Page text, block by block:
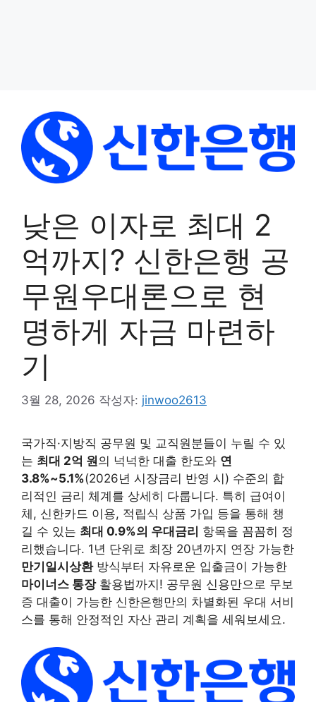
낮은 이자로 최대 2
억까지? 신한은행 공
무원우대론으로 현
명하게 자금 마련하
기
3월 28, 2026 작성자: jinwoo2613
국가직·지방직 공무원 및 교직원분들이 누릴 수 있
는 최대 2억 원의 넉넉한 대출 한도와 연
3.8%~5.1%(2026년 시장금리 반영 시) 수준의 합
리적인 금리 체계를 상세히 다룹니다. 특히 급여이
체, 신한카드 이용, 적립식 상품 가입 등을 통해 챙
길 수 있는 최대 0.9%의 우대금리 항목을 꼼꼼히 정
리했습니다. 1년 단위로 최장 20년까지 연장 가능한
만기일시상환방식부터 자유로운 입출금이 가능한
마이너스 통장활용법까지! 공무원 신용만으로 무보
증 대출이 가능한 신한은행만의 차별화된 우대 서비
스를 통해 안정적인 자산 관리 계획을 세워보세요.